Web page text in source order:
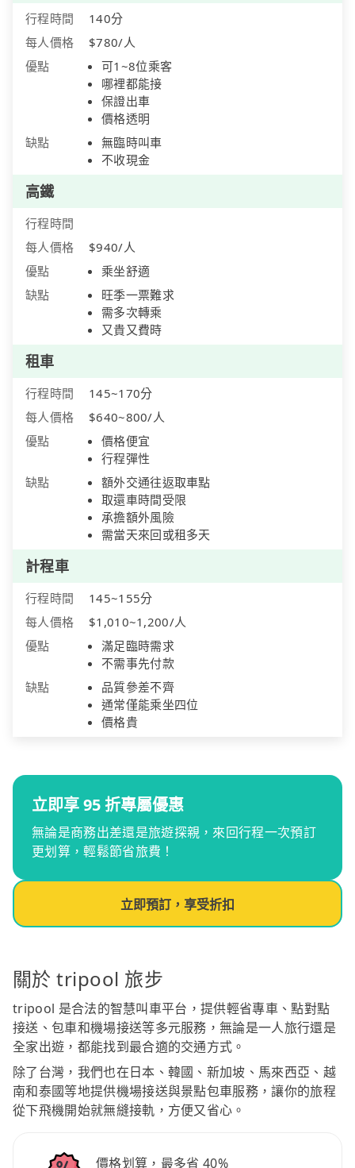
行程時間
140分
每人價格
$780/人
優點
可1~8位乘客
哪裡都能接
保證出車
價格透明
缺點
無臨時叫車
不收現金
高鐵
行程時間
每人價格
$940/人
優點
乘坐舒適
缺點
旺季一票難求
需多次轉乘
又貴又費時
租車
行程時間
145~170分
每人價格
$640~800/人
優點
價格便宜
行程彈性
缺點
額外交通往返取車點
取還車時間受限
承擔額外風險
需當天來回或租多天
計程車
行程時間
145~155分
每人價格
$1,010~1,200/人
優點
滿足臨時需求
不需事先付款
缺點
品質參差不齊
通常僅能乘坐四位
價格貴
立即享 95 折專屬優惠
無論是商務出差還是旅遊探親，來回行程一次預訂
更划算，輕鬆節省旅費！
立即預訂，享受折扣
關於 tripool 旅步
tripool 是合法的智慧叫車平台，提供輕省專車、點對點
接送、包車和機場接送等多元服務，無論是一人旅行還是
全家出遊，都能找到最合適的交通方式。
除了台灣，我們也在日本、韓國、新加坡、馬來西亞、越
南和泰國等地提供機場接送與景點包車服務，讓你的旅程
從下飛機開始就無縫接軌，方便又省心。
價格划算，最多省 40%